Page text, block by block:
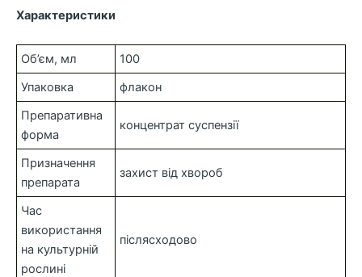
Характеристики
Об’єм, мл
100
Упаковка
флакон
Препаративна
форма
концентрат суспензії
Призначення
препарата
захист від хвороб
Час
використання
на культурній
рослині
післясходово